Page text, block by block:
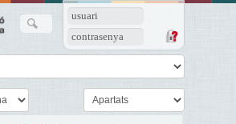
usuari
contrasenya